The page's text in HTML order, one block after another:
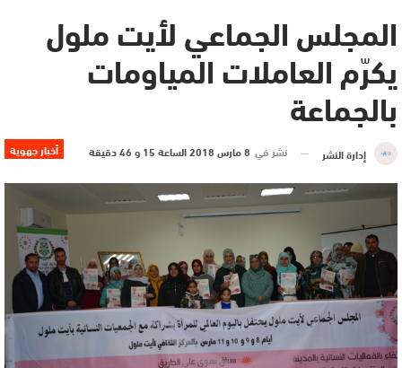
المجلس الجماعي لأيت ملول
يكرّم العاملات المياومات
بالجماعة
أخبار جهوية إدارة النشر نشر في 8 مارس 2018 الساعة 15 و 46 دقيقة